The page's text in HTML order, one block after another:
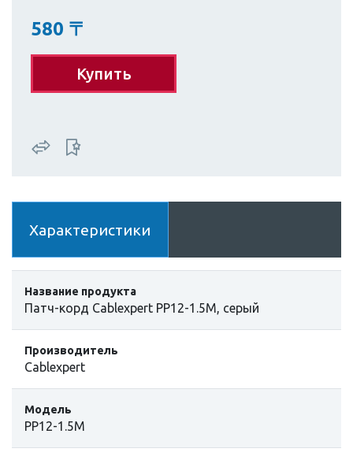
580 〒
Купить
Характеристики
Название продукта
Патч-корд Cablexpert PP12-1.5M, серый
Производитель
Cablexpert
Модель
PP12-1.5M